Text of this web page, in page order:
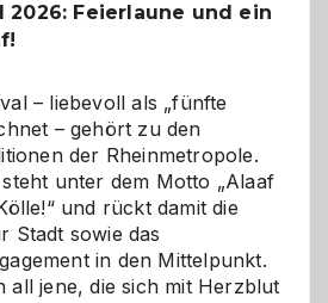
geworden
2026: Feierlaune und ein
– liebevoll als „fünfte
– gehört zu den
der Rheinmetropole.
unter dem Motto „Alaaf
und rückt damit die
Stadt sowie das
in den Mittelpunkt.
all jene, die sich mit Herzblut